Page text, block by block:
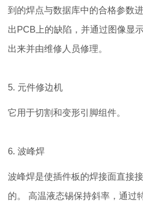
到的焊点与数据库中的合格参数
出PCB上的缺陷，并通过图像显
出来并由维修人员修理。
5. 元件修边机
它用于切割和变形引脚组件。
6. 波峰焊
波峰焊是使插件板的焊接面直接
的。 高温液态锡保持斜率，通过